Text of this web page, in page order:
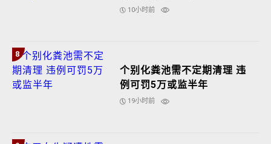
10小时前
8
个别化粪池需不定期清理 违
例可罚5万或监半年
19小时前